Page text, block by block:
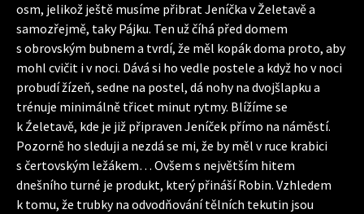
osm, jelikož ještě musíme přibrat Jeníčka v Želetavě a
samozřejmě, taky Pájku. Ten už číhá před domem
s obrovským bubnem a tvrdí, že měl kopák doma proto, aby
mohl cvičit i v noci. Dává si ho vedle postele a když ho v noci
probudí žízeň, sedne na postel, dá nohy na dvojšlapku a
trénuje minimálně třicet minut rytmy. Blížíme se
k Źeletavě, kde je již připraven Jeníček přímo na náměstí.
Pozorně ho sleduji a nezdá se mi, že by měl v ruce krabici
s čertovským ležákem… Ovšem s největším hitem
dnešního turné je produkt, který přináší Robin. Vzhledem
k tomu, že trubky na odvodňování tělních tekutin jsou